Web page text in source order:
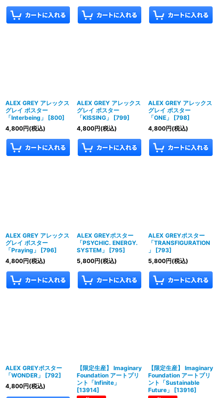
ALEX GREY アレックス
グレイ ポスター
「Interbeing」
[800]
4,800円(税込)
ALEX GREY アレックス
グレイ ポスター
「KISSING」
[799]
4,800円(税込)
ALEX GREY アレックス
グレイ ポスター
「ONE」
[798]
4,800円(税込)
ALEX GREY アレックス
グレイ ポスター
「Praying」
[796]
4,800円(税込)
ALEX GREYポスター
「PSYCHIC. ENERGY.
SYSTEM」
[795]
5,800円(税込)
ALEX GREYポスター
「TRANSFIGURATION
」
[793]
5,800円(税込)
ALEX GREYポスター
「WONDER」
[792]
4,800円(税込)
【限定生産】 Imaginary
Foundation アートプリ
ント「Infinite」
[13914]
【限定生産】 Imaginary
Foundation アートプリ
ント「Sustainable
Future」
[13916]